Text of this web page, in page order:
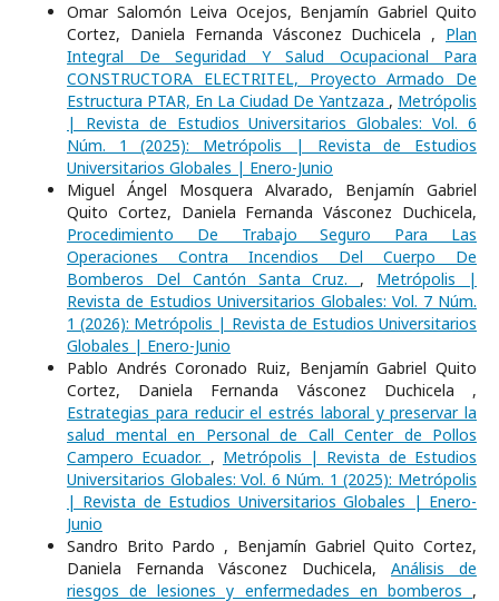
Omar Salomón Leiva Ocejos, Benjamín Gabriel Quito
Cortez, Daniela Fernanda Vásconez Duchicela , Plan
Integral De Seguridad Y Salud Ocupacional Para
CONSTRUCTORA ELECTRITEL, Proyecto Armado De
Estructura PTAR, En La Ciudad De Yantzaza , Metrópolis
| Revista de Estudios Universitarios Globales: Vol. 6
Núm. 1 (2025): Metrópolis | Revista de Estudios
Universitarios Globales | Enero-Junio
Miguel Ángel Mosquera Alvarado, Benjamín Gabriel
Quito Cortez, Daniela Fernanda Vásconez Duchicela,
Procedimiento De Trabajo Seguro Para Las
Operaciones Contra Incendios Del Cuerpo De
Bomberos Del Cantón Santa Cruz. , Metrópolis |
Revista de Estudios Universitarios Globales: Vol. 7 Núm.
1 (2026): Metrópolis | Revista de Estudios Universitarios
Globales | Enero-Junio
Pablo Andrés Coronado Ruiz, Benjamín Gabriel Quito
Cortez, Daniela Fernanda Vásconez Duchicela ,
Estrategias para reducir el estrés laboral y preservar la
salud mental en Personal de Call Center de Pollos
Campero Ecuador. , Metrópolis | Revista de Estudios
Universitarios Globales: Vol. 6 Núm. 1 (2025): Metrópolis
| Revista de Estudios Universitarios Globales | Enero-
Junio
Sandro Brito Pardo , Benjamín Gabriel Quito Cortez,
Daniela Fernanda Vásconez Duchicela, Análisis de
riesgos de lesiones y enfermedades en bomberos ,